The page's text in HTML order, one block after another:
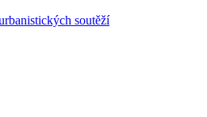
soutěží